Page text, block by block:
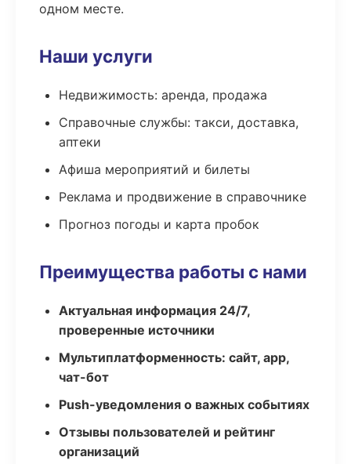
одном месте.
Наши услуги
Недвижимость: аренда, продажа
Справочные службы: такси, доставка,
аптеки
Афиша мероприятий и билеты
Реклама и продвижение в справочнике
Прогноз погоды и карта пробок
Преимущества работы с нами
Актуальная информация 24/7,
проверенные источники
Мультиплатформенность: сайт, app,
чат-бот
Push-уведомления о важных событиях
Отзывы пользователей и рейтинг
организаций